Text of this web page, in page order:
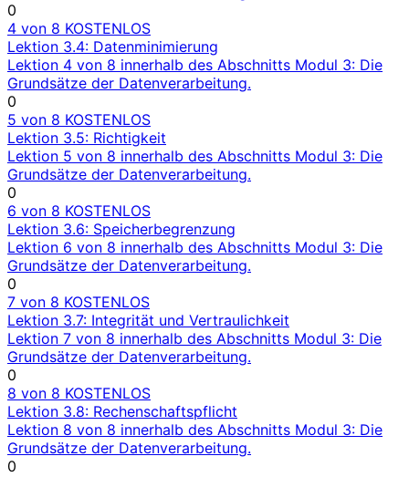
0
4 von 8 KOSTENLOS
Lektion 3.4: Datenminimierung
Lektion 4 von 8 innerhalb des Abschnitts Modul 3: Die
Grundsätze der Datenverarbeitung.
0
5 von 8 KOSTENLOS
Lektion 3.5: Richtigkeit
Lektion 5 von 8 innerhalb des Abschnitts Modul 3: Die
Grundsätze der Datenverarbeitung.
0
6 von 8 KOSTENLOS
Lektion 3.6: Speicherbegrenzung
Lektion 6 von 8 innerhalb des Abschnitts Modul 3: Die
Grundsätze der Datenverarbeitung.
0
7 von 8 KOSTENLOS
Lektion 3.7: Integrität und Vertraulichkeit
Lektion 7 von 8 innerhalb des Abschnitts Modul 3: Die
Grundsätze der Datenverarbeitung.
0
8 von 8 KOSTENLOS
Lektion 3.8: Rechenschaftspflicht
Lektion 8 von 8 innerhalb des Abschnitts Modul 3: Die
Grundsätze der Datenverarbeitung.
0